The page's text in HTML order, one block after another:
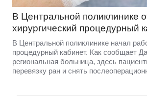
В Центральной поликлинике
хирургический процедурный
В Центральной поликлинике начал
процедурный кабинет. Как сообщает
региональная больница, здесь
перевязку ран и снять